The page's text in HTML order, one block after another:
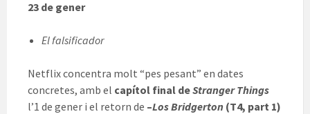
23 de gener
El falsificador
Netflix concentra molt “pes pesant” en dates
concretes, amb el capítol final deStranger Things
l’1 de gener i el retorn de –Los Bridgerton (T4, part 1)